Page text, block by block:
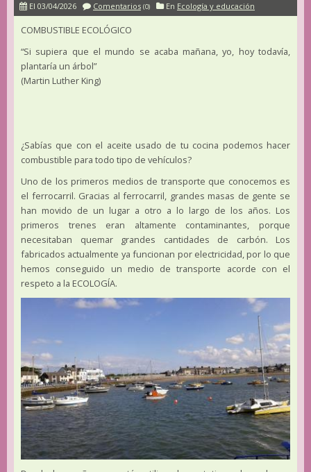
El 03/04/2026 Comentarios (0) En Ecología y educación
COMBUSTIBLE ECOLÓGICO
“Si supiera que el mundo se acaba mañana, yo, hoy todavía,
plantaría un árbol”
(Martin Luther King)
¿Sabías que con el aceite usado de tu cocina podemos hacer
combustible para todo tipo de vehículos?
Uno de los primeros medios de transporte que conocemos es
el ferrocarril. Gracias al ferrocarril, grandes masas de gente se
han movido de un lugar a otro a lo largo de los años. Los
primeros trenes eran altamente contaminantes, porque
necesitaban quemar grandes cantidades de carbón. Los
fabricados actualmente ya funcionan por electricidad, por lo que
hemos conseguido un medio de transporte acorde con el
respeto a la ECOLOGÍA.